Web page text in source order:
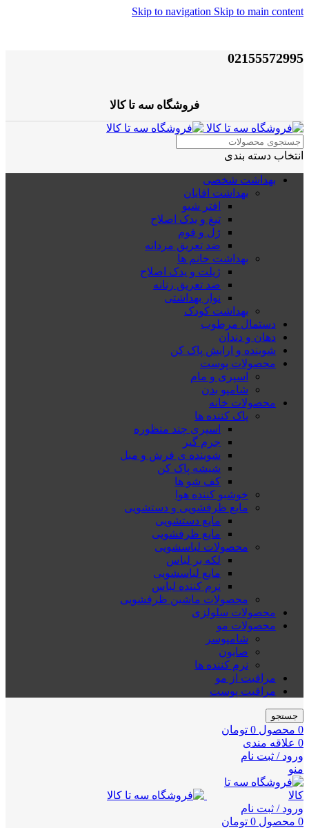
Skip to navigation Skip to main content
02155572995
فروشگاه سه تا کالا
انتخاب دسته بندی
بهداشت شخصی
بهداشت اقایان
افتر شیو
تیغ و یدک اصلاح
ژل و فوم
ضد تعریق مردانه
بهداشت خانم ها
ژیلت و یدک اصلاح
ضد تعریق زنانه
نوار بهداشتی
بهداشت کودک
دستمال مرطوب
دهان و دندان
شوینده و ارایش پاک کن
محصولات پوست
اسپری و مام
شامپو بدن
محصولات خانه
پاک کننده ها
اسپری چند منظوره
جرم گیر
شوینده ی فرش و مبل
شیشه پاک کن
کف شو ها
خوشبو کننده هوا
مایع ظرفشویی و دستشویی
مایع دستشویی
مایع ظرفشویی
محصولات لباسشویی
لکه بر لباس
مایع لباسشویی
نرم کننده لباس
محصولات ماشین ظرفشویی
محصولات سلولزی
محصولات مو
شامپوسر
صابون
نرم کننده ها
مراقبت از مو
مراقبت پوست
جستجو
0 محصول 0 تومان
0 علاقه مندی
ورود / ثبت نام
منو
ورود / ثبت نام
0 محصول 0 تومان